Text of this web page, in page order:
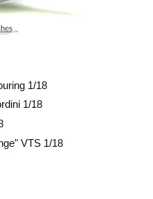
1/18
1/18
VTS 1/18